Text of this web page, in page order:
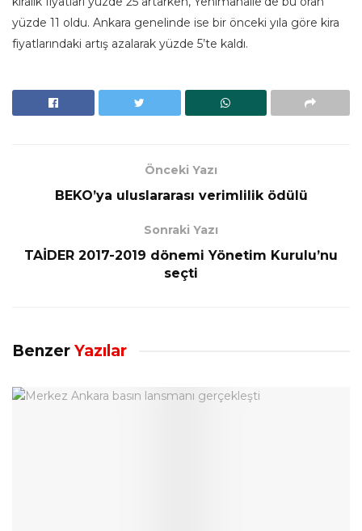
yüzde 11 oldu. Ankara genelinde ise bir önceki yıla göre kira
fiyatlarındaki artış azalarak yüzde 5’te kaldı.
Önceki Yazı
BEKO’ya uluslararası verimlilik ödülü
Sonraki Yazı
TAİDER 2017-2019 dönemi Yönetim Kurulu’nu
seçti
Benzer Yazılar